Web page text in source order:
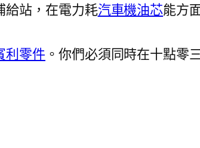
給站，在電力耗汽車機油芯能方
利零件 。你們必須同時在十點零